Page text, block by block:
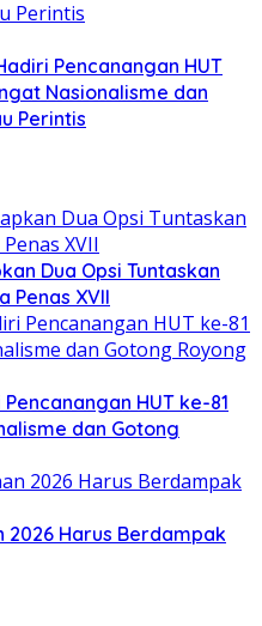
Pencanangan HUT
Nasionalisme dan
Perintis
Dua Opsi Tuntaskan
Penas XVII
HUT ke-81
dan Gotong
2026 Harus Berdampak